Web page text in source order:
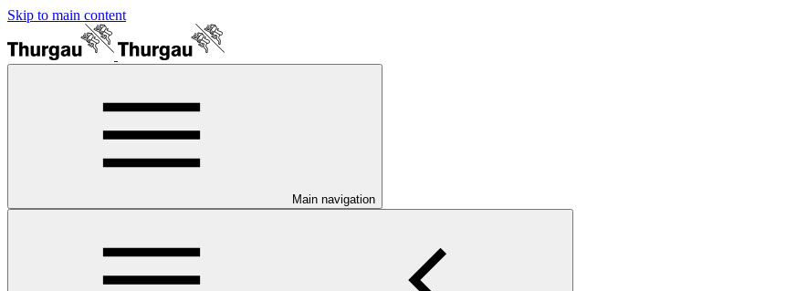
Skip to main content
Main navigation